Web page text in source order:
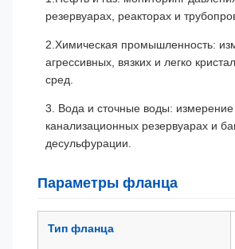
резервуарах, реакторах и
2.Химическая промышленность:
агрессивных, вязких и легко
сред.
3. Вода и сточные воды: измерение
канализационных резервуарах и
десульфурации.
Параметры фланца
Тип фланца